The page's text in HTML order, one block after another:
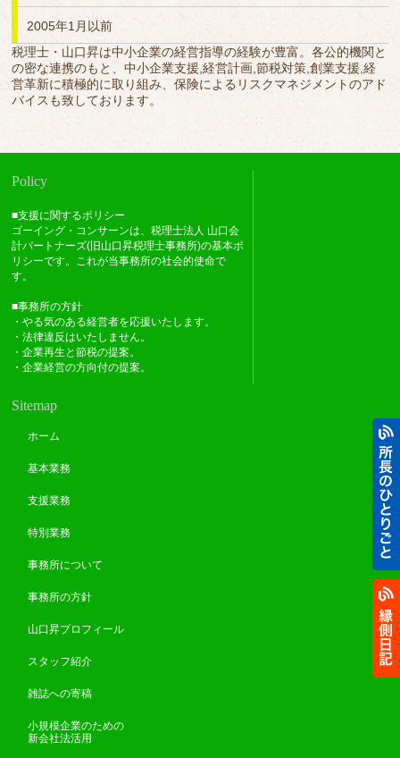
2005年1月以前
税理士・山口昇は中小企業の経営指導の経験が豊富。各公的機関と
の密な連携のもと、中小企業支援,経営計画,節税対策,創業支援,経
営革新に積極的に取り組み、保険によるリスクマネジメントのアド
バイスも致しております。
Policy
■支援に関するポリシー
ゴーイング・コンサーンは、税理士法人 山口会
計パートナーズ(旧山口昇税理士事務所)の基本ポ
リシーです。これが当事務所の社会的使命で
す。
■事務所の方針
・やる気のある経営者を応援いたします。
・法律違反はいたしません。
・企業再生と節税の提案。
・企業経営の方向付の提案。
Sitemap
ホーム
基本業務
支援業務
特別業務
事務所について
事務所の方針
山口昇プロフィール
スタッフ紹介
雑誌への寄稿
小規模企業のための
新会社法活用